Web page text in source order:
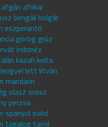
afrikai
bengáli bolgár
eszperantó
görög grúz
indonéz
kazah kelta
lett litván
mandarin
olasz orosz
perzsa
spanyol svéd
tagalog tamil